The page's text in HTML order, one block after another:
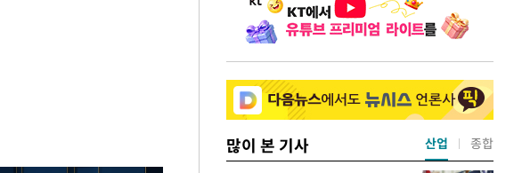
많이 본 기사 산업 종합